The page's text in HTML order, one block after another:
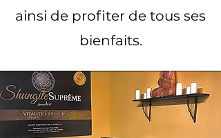
ainsi de profiter de tous ses
bienfaits.